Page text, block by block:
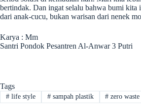
bertindak. Dan ingat selalu bahwa bumi kita
dari anak-cucu, bukan warisan dari nenek
Karya : Mm
Santri Pondok Pesantren Al-Anwar 3 Putri
Tags
#life style #sampah plastik # zero waste